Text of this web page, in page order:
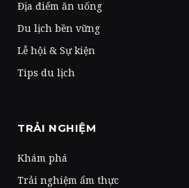
Địa điểm ăn uống
Du lịch bền vững
Lễ hội & Sự kiện
Tips du lịch
TRẢI NGHIỆM
Khám phá
Trải nghiệm ẩm thực